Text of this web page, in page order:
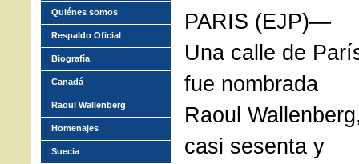
PARIS (EJP)—
Una calle de
fue nombrada
Raoul
casi sesenta y
Quiénes somos
Respaldo Oficial
Biografía
Canadá
Raoul Wallenberg
Homenajes
Suecia